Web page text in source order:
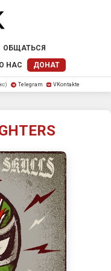
ОБЩАТЬСЯ
О НАС ДОНАТ
Telegram VKontakte